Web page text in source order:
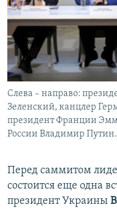
ПОБЕДИТЕЛЕЙ НЕ СУДЯТ?
КРЫМ.НЕПОКОРЕННЫЙ
ELIFBE
УКРАИНСКАЯ ПРОБЛЕМА
ПРИСОЕДИНЯЙТЕСЬ!
Все сайты RFE/RL
Слева – направо:
Зеленский, канцлер
президент Франции
России Владимир
Перед саммитом
состоится еще одна
президент Украины